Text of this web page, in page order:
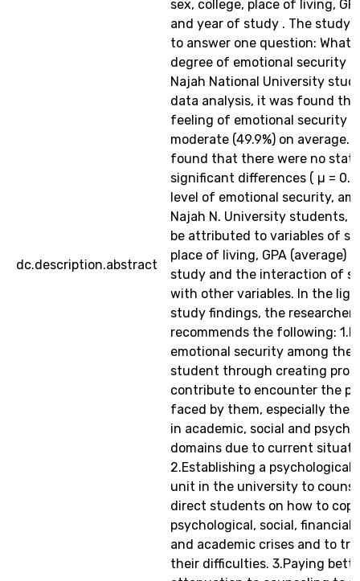
dc.description.abstract
sex, college, place of living,
and year of study . The study
to answer one question: What
degree of emotional security
Najah National University
data analysis, it was found
feeling of emotional security
moderate (49.9%) on average.
found that there were no
significant differences ( µ =
level of emotional security,
Najah N. University students,
be attributed to variables of
place of living, GPA (average)
study and the interaction of
with other variables. In the
study findings, the researcher
recommends the following:
emotional security among the
student through creating
contribute to encounter the
faced by them, especially
in academic, social and
domains due to current
2.Establishing a psychological
unit in the university to
direct students on how to
psychological, social, financial,
and academic crises and to
their difficulties. 3.Paying